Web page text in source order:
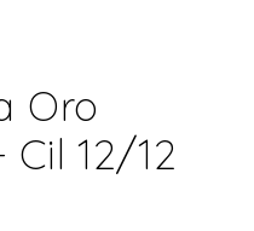
Oro
Cil 12/12